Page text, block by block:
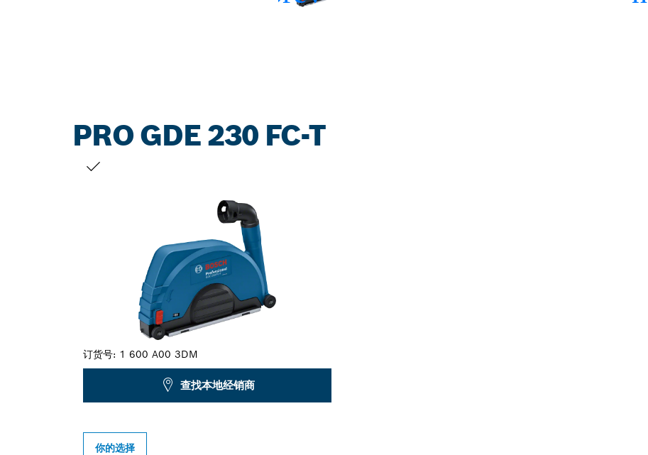
PRO GDE 230 FC-T
订货号: 1 600 A00 3DM
查找本地经销商
你的选择